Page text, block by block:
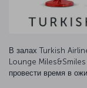
В залах Turkish
Lounge
провести время в